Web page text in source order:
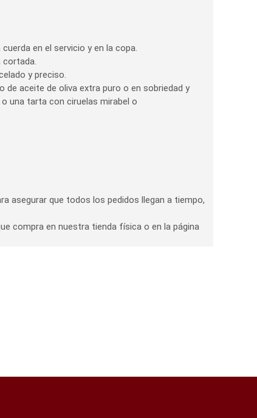
en el servicio y en la copa.
cortada.
y preciso.
aceite de oliva extra puro o en sobriedad y
una tarta con ciruelas mirabel o
asegurar que todos los pedidos llegan a tiempo,
compra en nuestra tienda física o en la página